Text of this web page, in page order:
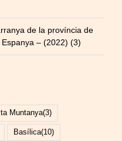
de la província de
– (2022) (3)
Muntanya(3)
Basílica(10)